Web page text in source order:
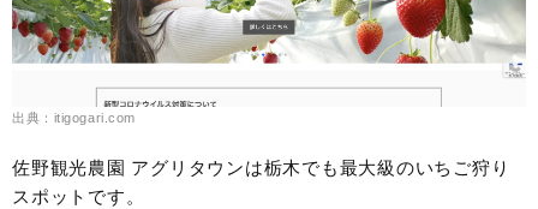
出典：itigogari.com
佐野観光農園 アグリタウンは栃木でも最大級のいちご狩り
スポットです。